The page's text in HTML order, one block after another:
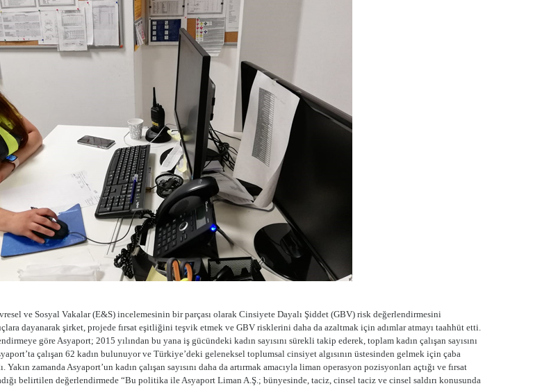
ve Sosyal Vakalar (E&S) incelemesinin bir parçası olarak Cinsiyete Dayalı Şiddet (GBV) risk değerlendirmesini
dayanarak şirket, projede fırsat eşitliğini teşvik etmek ve GBV risklerini daha da azaltmak için adımlar atmayı taahhüt etti.
göre Asyaport; 2015 yılından bu yana iş gücündeki kadın sayısını sürekli takip ederek, toplam kadın çalışan sayısını
çalışan 62 kadın bulunuyor ve Türkiye’deki geleneksel toplumsal cinsiyet algısının üstesinden gelmek için çaba
zamanda Asyaport’un kadın çalışan sayısını daha da artırmak amacıyla liman operasyon pozisyonları açtığı ve fırsat
belirtilen değerlendirmede “Bu politika ile Asyaport Liman A.Ş.; bünyesinde, taciz, cinsel taciz ve cinsel saldırı konusunda